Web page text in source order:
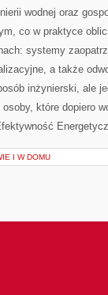
wodnej oraz
co w praktyce
systemy
a także
inżynierski, ale
które dopiero
I W DOMU